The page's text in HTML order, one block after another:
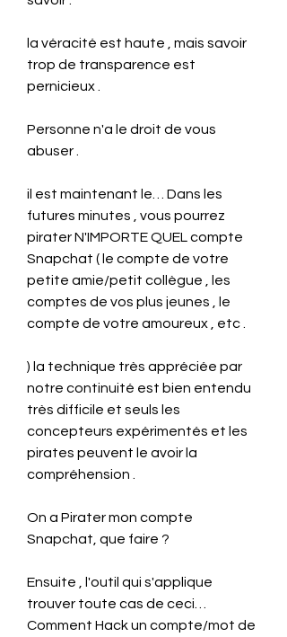
la véracité est haute , mais savoir
trop de transparence est
pernicieux .
Personne n'a le droit de vous
abuser .
il est maintenant le… Dans les
futures minutes , vous pourrez
pirater N'IMPORTE QUEL compte
Snapchat ( le compte de votre
petite amie/petit collègue , les
comptes de vos plus jeunes , le
compte de votre amoureux , etc .
) la technique très appréciée par
notre continuité est bien entendu
très difficile et seuls les
concepteurs expérimentés et les
pirates peuvent le avoir la
compréhension .
On a Pirater mon compte
Snapchat, que faire ?
Ensuite , l'outil qui s'applique
trouver toute cas de ceci…
Comment Hack un compte/mot de